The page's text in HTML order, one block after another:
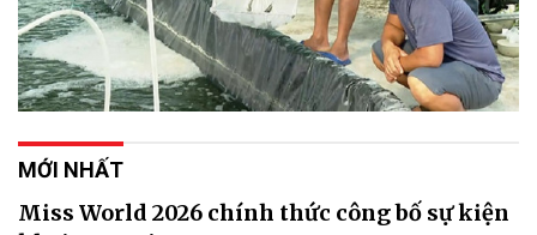
MỚI NHẤT
Miss World 2026 chính thức công bố sự kiện